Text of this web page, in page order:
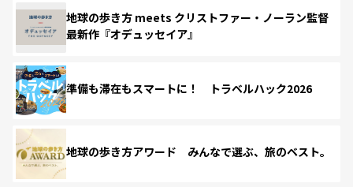
地球の歩き方 meets クリストファー・ノーラン監督
最新作『オデュッセイア』
準備も滞在もスマートに！ トラベルハック2026
地球の歩き方アワード みんなで選ぶ、旅のベスト。